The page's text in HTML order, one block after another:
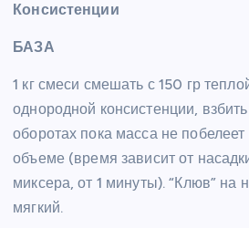
Консистенции
БАЗА
1 кг смеси смешать с 150 гр
однородной консистенции,
оборотах пока масса не побелеет
объеме (время зависит от
миксера, от 1 минуты). “Клюв” на
мягкий.